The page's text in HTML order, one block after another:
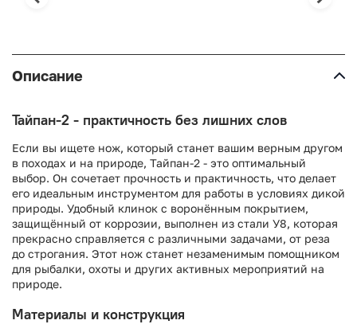
Описание
Тайпан-2 - практичность без лишних слов
Если вы ищете нож, который станет вашим верным другом
в походах и на природе, Тайпан-2 - это оптимальный
выбор. Он сочетает прочность и практичность, что делает
его идеальным инструментом для работы в условиях дикой
природы. Удобный клинок с воронённым покрытием,
защищённый от коррозии, выполнен из стали У8, которая
прекрасно справляется с различными задачами, от реза
до строгания. Этот нож станет незаменимым помощником
для рыбалки, охоты и других активных мероприятий на
природе.
Материалы и конструкция